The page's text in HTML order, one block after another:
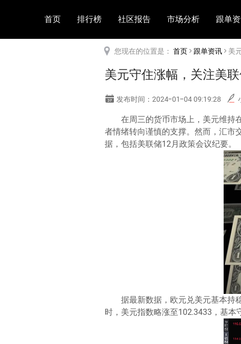
首页 排行榜 社区报告 市场分析 跟单
您现在的位置是： 首页>跟单资讯> 美
美元守住涨幅，关注美
发布时间：2024-01-04 09:19:28
在周三的货币市场上，美元维持
者情绪转向谨慎的支撑。然而，汇市
据，包括美联储12月政策会议纪要。
据最新数据，欧元兑美元基本持
时，美元指数略涨至102.3433，基本